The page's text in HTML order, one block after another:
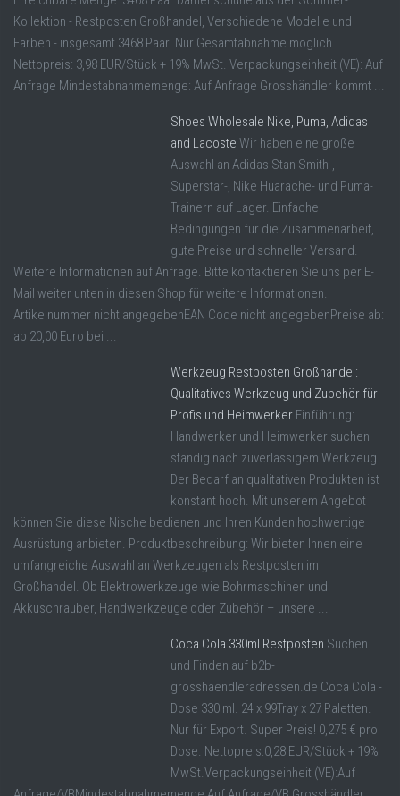
Kollektion - Restposten Großhandel, Verschiedene Modelle und
Farben - insgesamt 3468 Paar. Nur Gesamtabnahme möglich.
Nettopreis: 3,98 EUR/Stück + 19% MwSt. Verpackungseinheit (VE): Auf
Anfrage Mindestabnahmemenge: Auf Anfrage Grosshändler kommt ...
Shoes Wholesale Nike, Puma, Adidas
and Lacoste Wir haben eine große
Auswahl an Adidas Stan Smith-,
Superstar-, Nike Huarache- und Puma-
Trainern auf Lager. Einfache
Bedingungen für die Zusammenarbeit,
gute Preise und schneller Versand.
Weitere Informationen auf Anfrage. Bitte kontaktieren Sie uns per E-
Mail weiter unten in diesen Shop für weitere Informationen.
Artikelnummer nicht angegebenEAN Code nicht angegebenPreise ab:
ab 20,00 Euro bei ...
Werkzeug Restposten Großhandel:
Qualitatives Werkzeug und Zubehör für
Profis und Heimwerker Einführung:
Handwerker und Heimwerker suchen
ständig nach zuverlässigem Werkzeug.
Der Bedarf an qualitativen Produkten ist
konstant hoch. Mit unserem Angebot
können Sie diese Nische bedienen und Ihren Kunden hochwertige
Ausrüstung anbieten. Produktbeschreibung: Wir bieten Ihnen eine
umfangreiche Auswahl an Werkzeugen als Restposten im
Großhandel. Ob Elektrowerkzeuge wie Bohrmaschinen und
Akkuschrauber, Handwerkzeuge oder Zubehör – unsere ...
Coca Cola 330ml Restposten Suchen
und Finden auf b2b-
grosshaendleradressen.de Coca Cola -
Dose 330 ml. 24 x 99Tray x 27 Paletten.
Nur für Export. Super Preis! 0,275 € pro
Dose. Nettopreis:0,28 EUR/Stück + 19%
MwSt.Verpackungseinheit (VE):Auf